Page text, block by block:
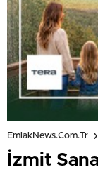
EmlakNews.com.tr
İzmit